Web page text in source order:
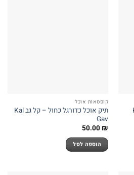
קופסאות אוכל
תיק אוכל כדורגל כחול – קל גב Kal
Gav
50.00₪
הוספה לסל